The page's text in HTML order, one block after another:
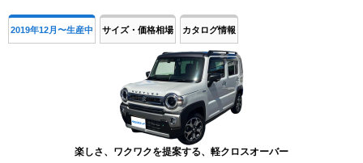
2019年12月〜生産中 サイズ・価格相場 カタログ情報
楽しさ、ワクワクを提案する、軽クロスオーバー